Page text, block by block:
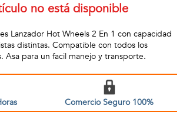
no está disponible
Lanzador Hot Wheels 2 En 1 con capacidad
distintas. Compatible con todos los
Asa para un facil manejo y transporte.
Comercio Seguro 100%